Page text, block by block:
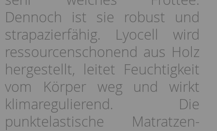
Dennoch ist sie robust und
strapazierfähig. Lyocell wird
ressourcenschonend aus Holz
hergestellt, leitet Feuchtigkeit
vom Körper weg und wirkt
klimaregulierend. Die
punktelastische Matratzen-